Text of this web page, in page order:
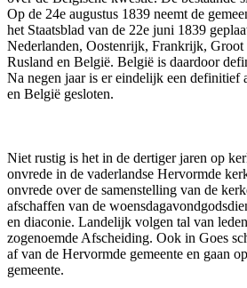
Op de 24e augustus 1839 neemt de
het Staatsblad van de 22e juni 1839
Nederlanden, Oostenrijk, Frankrijk, Groot
Rusland en België. België is daardoor
Na negen jaar is er eindelijk een definitief
en België gesloten.
Niet rustig is het in de dertiger jaren op
onvrede in de vaderlandse Hervormde
onvrede over de samenstelling van de
afschaffen van de
en diaconie. Landelijk volgen tal van
zogenoemde Afscheiding. Ook in Goes
af van de Hervormde gemeente en gaan
gemeente.